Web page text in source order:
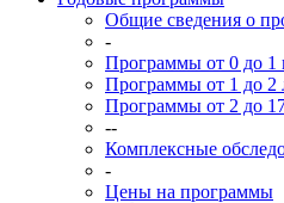
Общие сведения о
-
Программы от 0 до 1
Программы от 1 до 2
Программы от 2 до
--
Комплексные
-
Цены на программы